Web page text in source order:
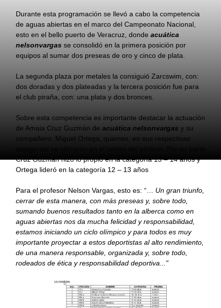
Durante esta programación se llevó a cabo la competencia
de aguas abiertas en el marco del Campeonato Nacional,
esto en el bello puerto de Veracruz, donde acuática
nelsonvargas se consolidó en la primera posición por
equipos al sumar dos preseas de oro y cinco de plata.
La segunda plaza por metales la consiguió Zarcswim, con:
dos doradas y dos plateadas y la tercera posición fue para
el club piraña, con: una plata y dos bronces.
Sobre esta competencia es importante destacar la actuación
de Amaia Cruz Guzmán de acuática nelsonvargas y su
compañero, Miguel Ortega, quienes, en sus respectivas
Cruz Guzmán hizo lo propio en la categoría 13 – 14 años y
Ortega lideró en la categoría 12 – 13 años
Para el profesor Nelson Vargas, esto es: “… Un gran triunfo,
cerrar de esta manera, con más preseas y, sobre todo,
sumando buenos resultados tanto en la alberca como en
aguas abiertas nos da mucha felicidad y responsabilidad,
estamos iniciando un ciclo olímpico y para todos es muy
importante proyectar a estos deportistas al alto rendimiento,
de una manera responsable, organizada y, sobre todo,
rodeados de ética y responsabilidad deportiva..."